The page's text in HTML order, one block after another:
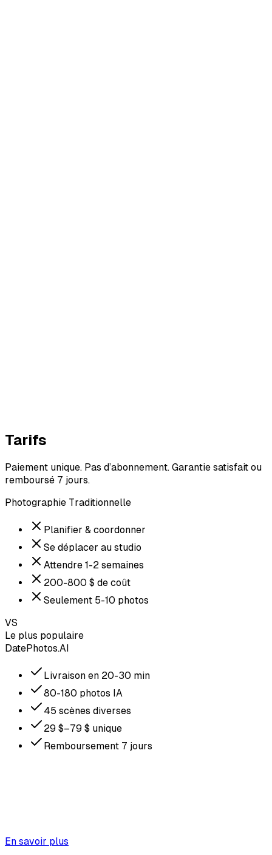
Tarifs
Paiement unique. Pas d’abonnement. Garantie satisfait ou
remboursé 7 jours.
Photographie Traditionnelle
Planifier & coordonner
Se déplacer au studio
Attendre 1-2 semaines
200-800 $ de coût
Seulement 5-10 photos
VS
Le plus populaire
DatePhotos.AI
Livraison en 20-30 min
80-180 photos IA
45 scènes diverses
29 $–79 $ unique
Remboursement 7 jours
En savoir plus